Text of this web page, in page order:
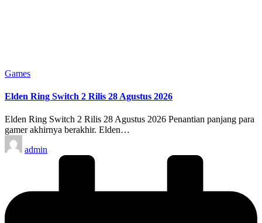
Posted
Games
Elden Ring Switch 2 Rilis 28 Agustus 2026
Elden Ring Switch 2 Rilis 28 Agustus 2026 Penantian panjang para
gamer akhirnya berakhir. Elden…
Posted
by
admin